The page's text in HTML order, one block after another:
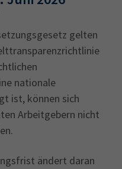
gelten
nationale
ist, können sich
Arbeitgebern nicht
ändert daran